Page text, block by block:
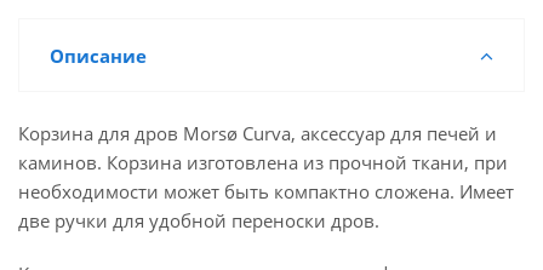
Описание
Корзина для дров Morsø Curva, аксессуар для печей и
каминов. Корзина изготовлена из прочной ткани, при
необходимости может быть компактно сложена. Имеет
две ручки для удобной переноски дров.